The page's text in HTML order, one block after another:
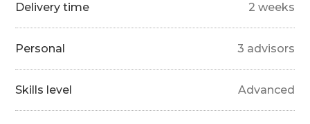
Delivery time 2 weeks
Personal 3 advisors
Skills level Advanced